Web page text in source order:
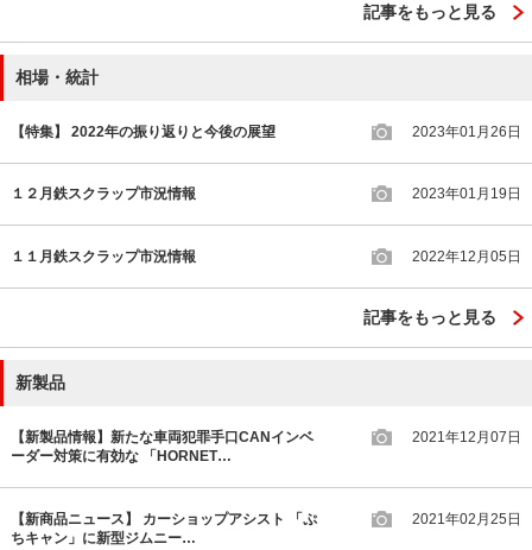
記事をもっと見る
相場・統計
【特集】 2022年の振り返りと今後の展望 2023年01月26日
１２月鉄スクラップ市況情報 2023年01月19日
１１月鉄スクラップ市況情報 2022年12月05日
記事をもっと見る
新製品
【新製品情報】新たな車両犯罪手口CANインベ
ーダー対策に有効な 「HORNET…
2021年12月07日
【新商品ニュース】 カーショップアシスト 「ぷ
ちキャン」に新型ジムニー…
2021年02月25日